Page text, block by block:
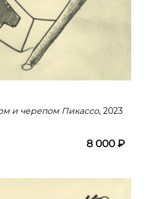
и черепом Пикассо, 2023
8 000 ₽